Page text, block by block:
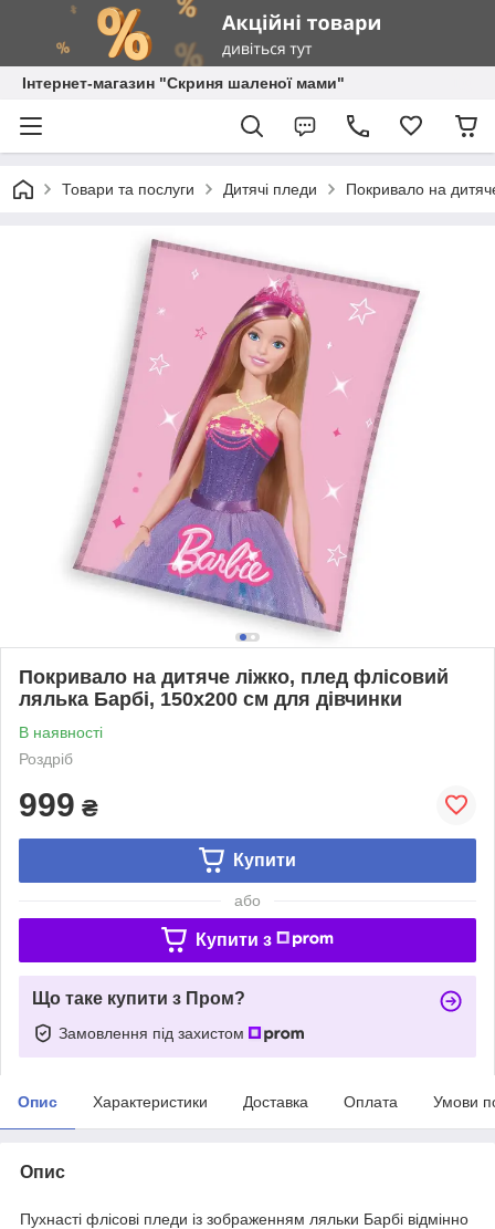
Інтернет-магазин "Скриня шаленої мами"
Товари та послуги Дитячі пледи Покривало на
Покривало на дитяче ліжко, плед флісовий
лялька Барбі, 150х200 см для дівчинки
В наявності
Роздріб
999 ₴
Купити
або
Купити з
Що таке купити з Пром?
Замовлення під захистом
Опис Характеристики Доставка Оплата Умови
Опис
Пухнасті флісові пледи із зображенням ляльки Барбі відмінно